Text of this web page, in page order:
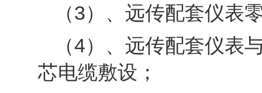
（3）、远传配套仪表
（4）、远传配套仪表
芯电缆敷设；